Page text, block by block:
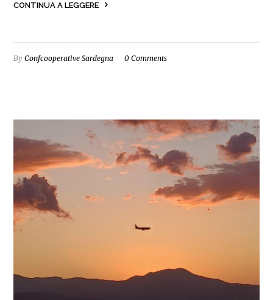
CONTINUA A LEGGERE
ByConfcooperative Sardegna 0 Comments